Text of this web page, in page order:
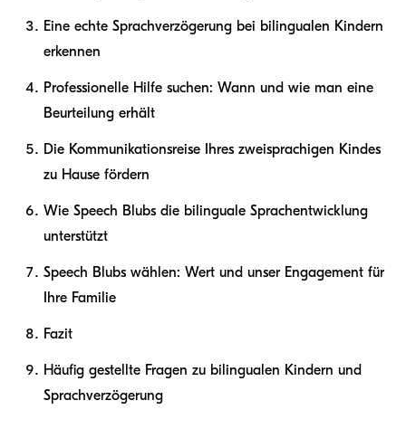
Eine echte Sprachverzögerung bei bilingualen Kindern
erkennen
Professionelle Hilfe suchen: Wann und wie man eine
Beurteilung erhält
Die Kommunikationsreise Ihres zweisprachigen Kindes
zu Hause fördern
Wie Speech Blubs die bilinguale Sprachentwicklung
unterstützt
Speech Blubs wählen: Wert und unser Engagement für
Ihre Familie
Fazit
Häufig gestellte Fragen zu bilingualen Kindern und
Sprachverzögerung